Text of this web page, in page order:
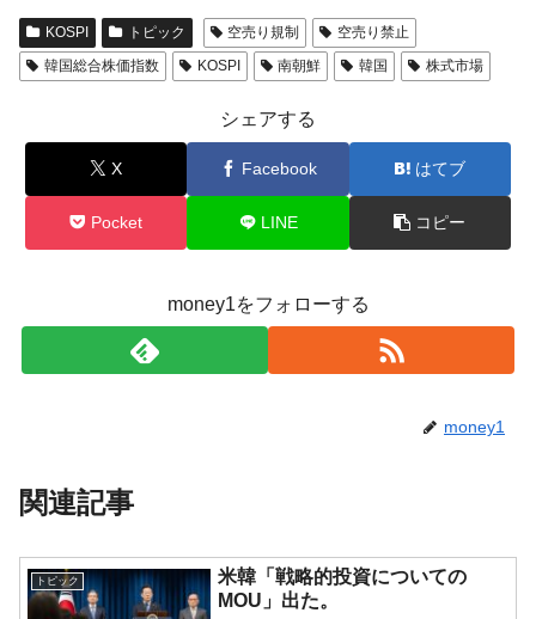
KOSPI トピック 空売り規制
空売り禁止
韓国総合株価指数
KOSPI 南朝鮮 韓国 株式市場
シェアする
X Facebook はてブ
Pocket LINE コピー
money1をフォローする
money1
関連記事
トピック
米韓「戦略的投資についての
MOU」出た。